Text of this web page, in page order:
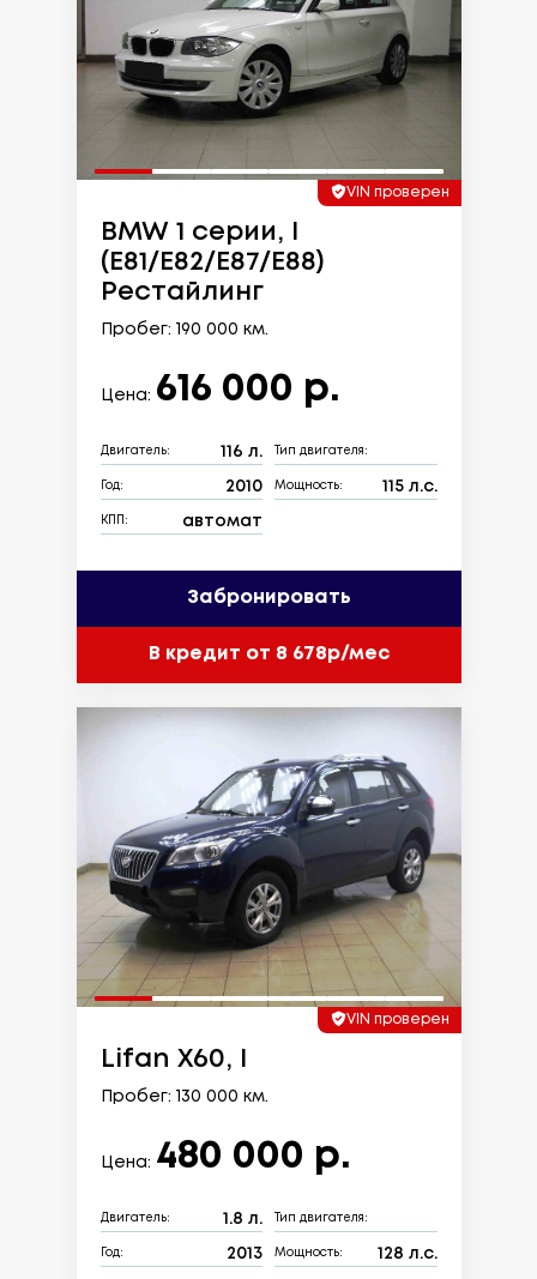
VIN проверен
BMW 1 серии, I
(E81/E82/E87/E88)
Рестайлинг
Пробег: 190 000 км.
Цена: 616 000 р.
Двигатель: 116 л. Тип двигателя:
Год: 2010 Мощность: 115 л.с.
КПП: автомат
Забронировать
В кредит от 8 678р/мес
VIN проверен
Lifan X60, I
Пробег: 130 000 км.
Цена: 480 000 р.
Двигатель: 1.8 л. Тип двигателя:
Год: 2013 Мощность: 128 л.с.